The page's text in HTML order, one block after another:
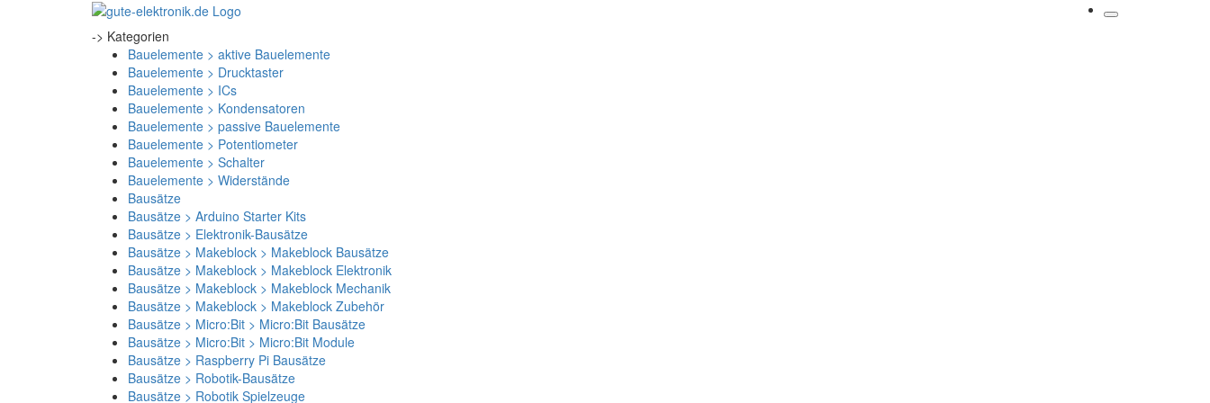
-> Kategorien
Bauelemente > aktive Bauelemente
Bauelemente > Drucktaster
Bauelemente > ICs
Bauelemente > Kondensatoren
Bauelemente > passive Bauelemente
Bauelemente > Potentiometer
Bauelemente > Schalter
Bauelemente > Widerstände
Bausätze
Bausätze > Arduino Starter Kits
Bausätze > Elektronik-Bausätze
Bausätze > Makeblock > Makeblock Bausätze
Bausätze > Makeblock > Makeblock Elektronik
Bausätze > Makeblock > Makeblock Mechanik
Bausätze > Makeblock > Makeblock Zubehör
Bausätze > Micro:Bit > Micro:Bit Bausätze
Bausätze > Micro:Bit > Micro:Bit Module
Bausätze > Raspberry Pi Bausätze
Bausätze > Robotik-Bausätze
Bausätze > Robotik Spielzeuge